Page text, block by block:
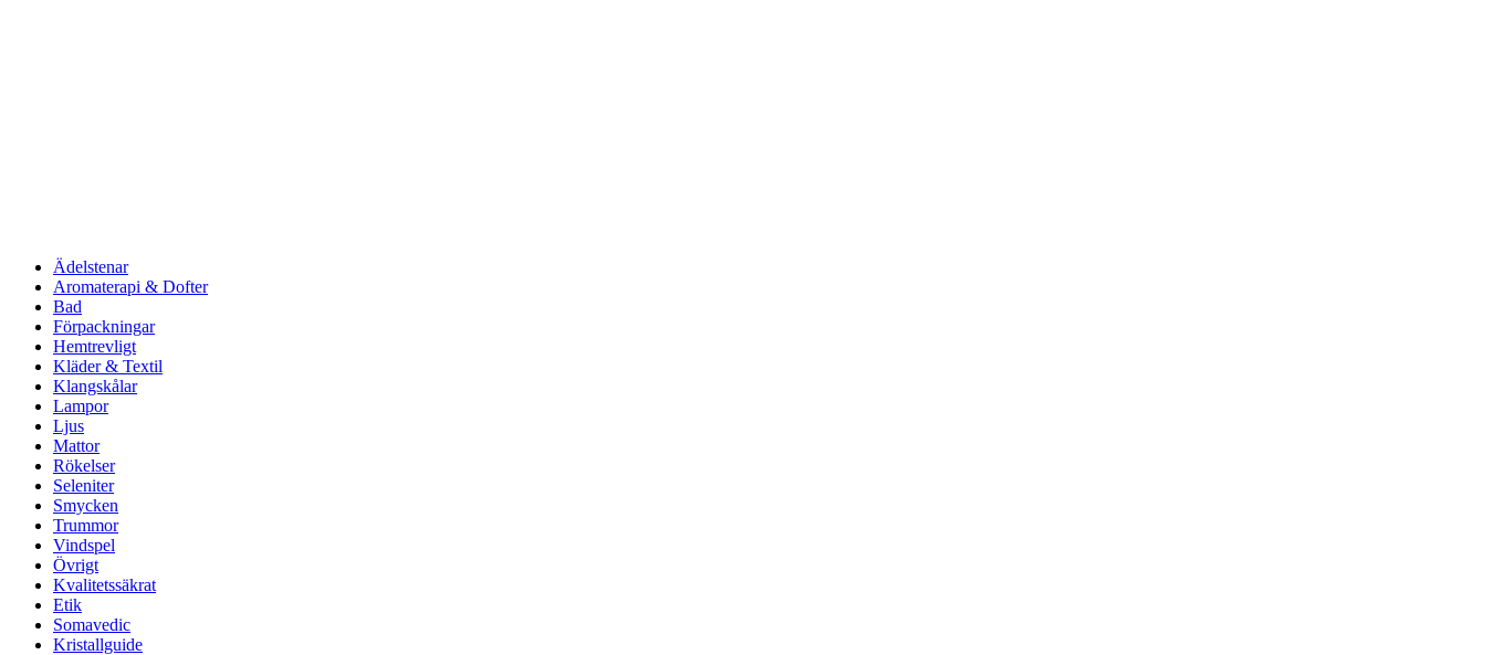
Ädelstenar
Aromaterapi & Dofter
Bad
Förpackningar
Hemtrevligt
Kläder & Textil
Klangskålar
Lampor
Ljus
Mattor
Rökelser
Seleniter
Smycken
Trummor
Vindspel
Övrigt
Kvalitetssäkrat
Etik
Somavedic
Kristallguide